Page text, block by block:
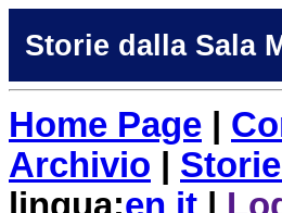
Storie dalla Sala
Home Page
Archivio